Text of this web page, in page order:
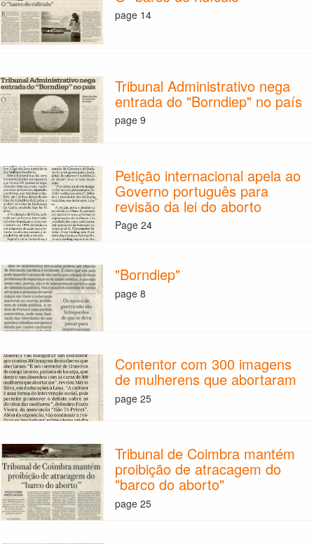
page 14
Tribunal Administrativo nega
entrada do "Borndiep" no país
page 9
Petição internacional apela ao
Governo português para
revisão da lei do aborto
Page 24
"Borndiep"
page 8
Contentor com 300 imagens
de mulherens que abortaram
page 25
Tribunal de Coimbra mantém
proibição de atracagem do
"barco do aborto"
page 25